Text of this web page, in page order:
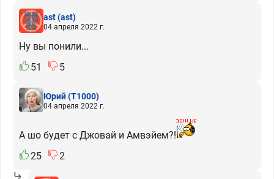
ast(ast)
04 апреля 2022 г.
Ну вы понили...
51
5
Юрий(T1000)
04 апреля 2022 г.
А шо будет с Джовай и Амвэйем?!
25
2